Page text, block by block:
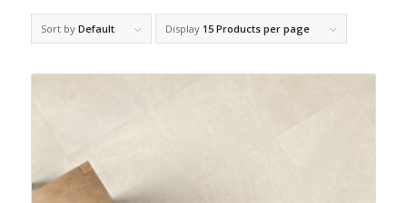
Sort by Default Display 15 Products per page